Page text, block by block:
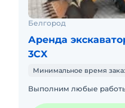
Белгород
Аренда
3CX
Минимальное время
Выполним любые